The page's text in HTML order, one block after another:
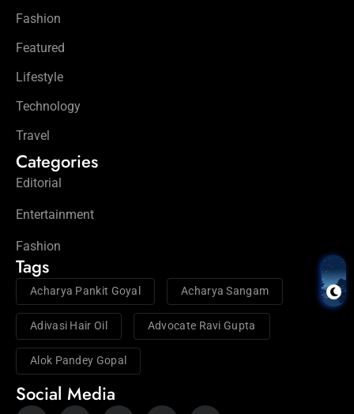
Fashion
Featured
Lifestyle
Technology
Travel
Categories
Editorial
Entertainment
Fashion
Tags
Acharya Pankit Goyal Acharya Sangam
Adivasi Hair Oil Advocate Ravi Gupta
Alok Pandey Gopal
Social Media